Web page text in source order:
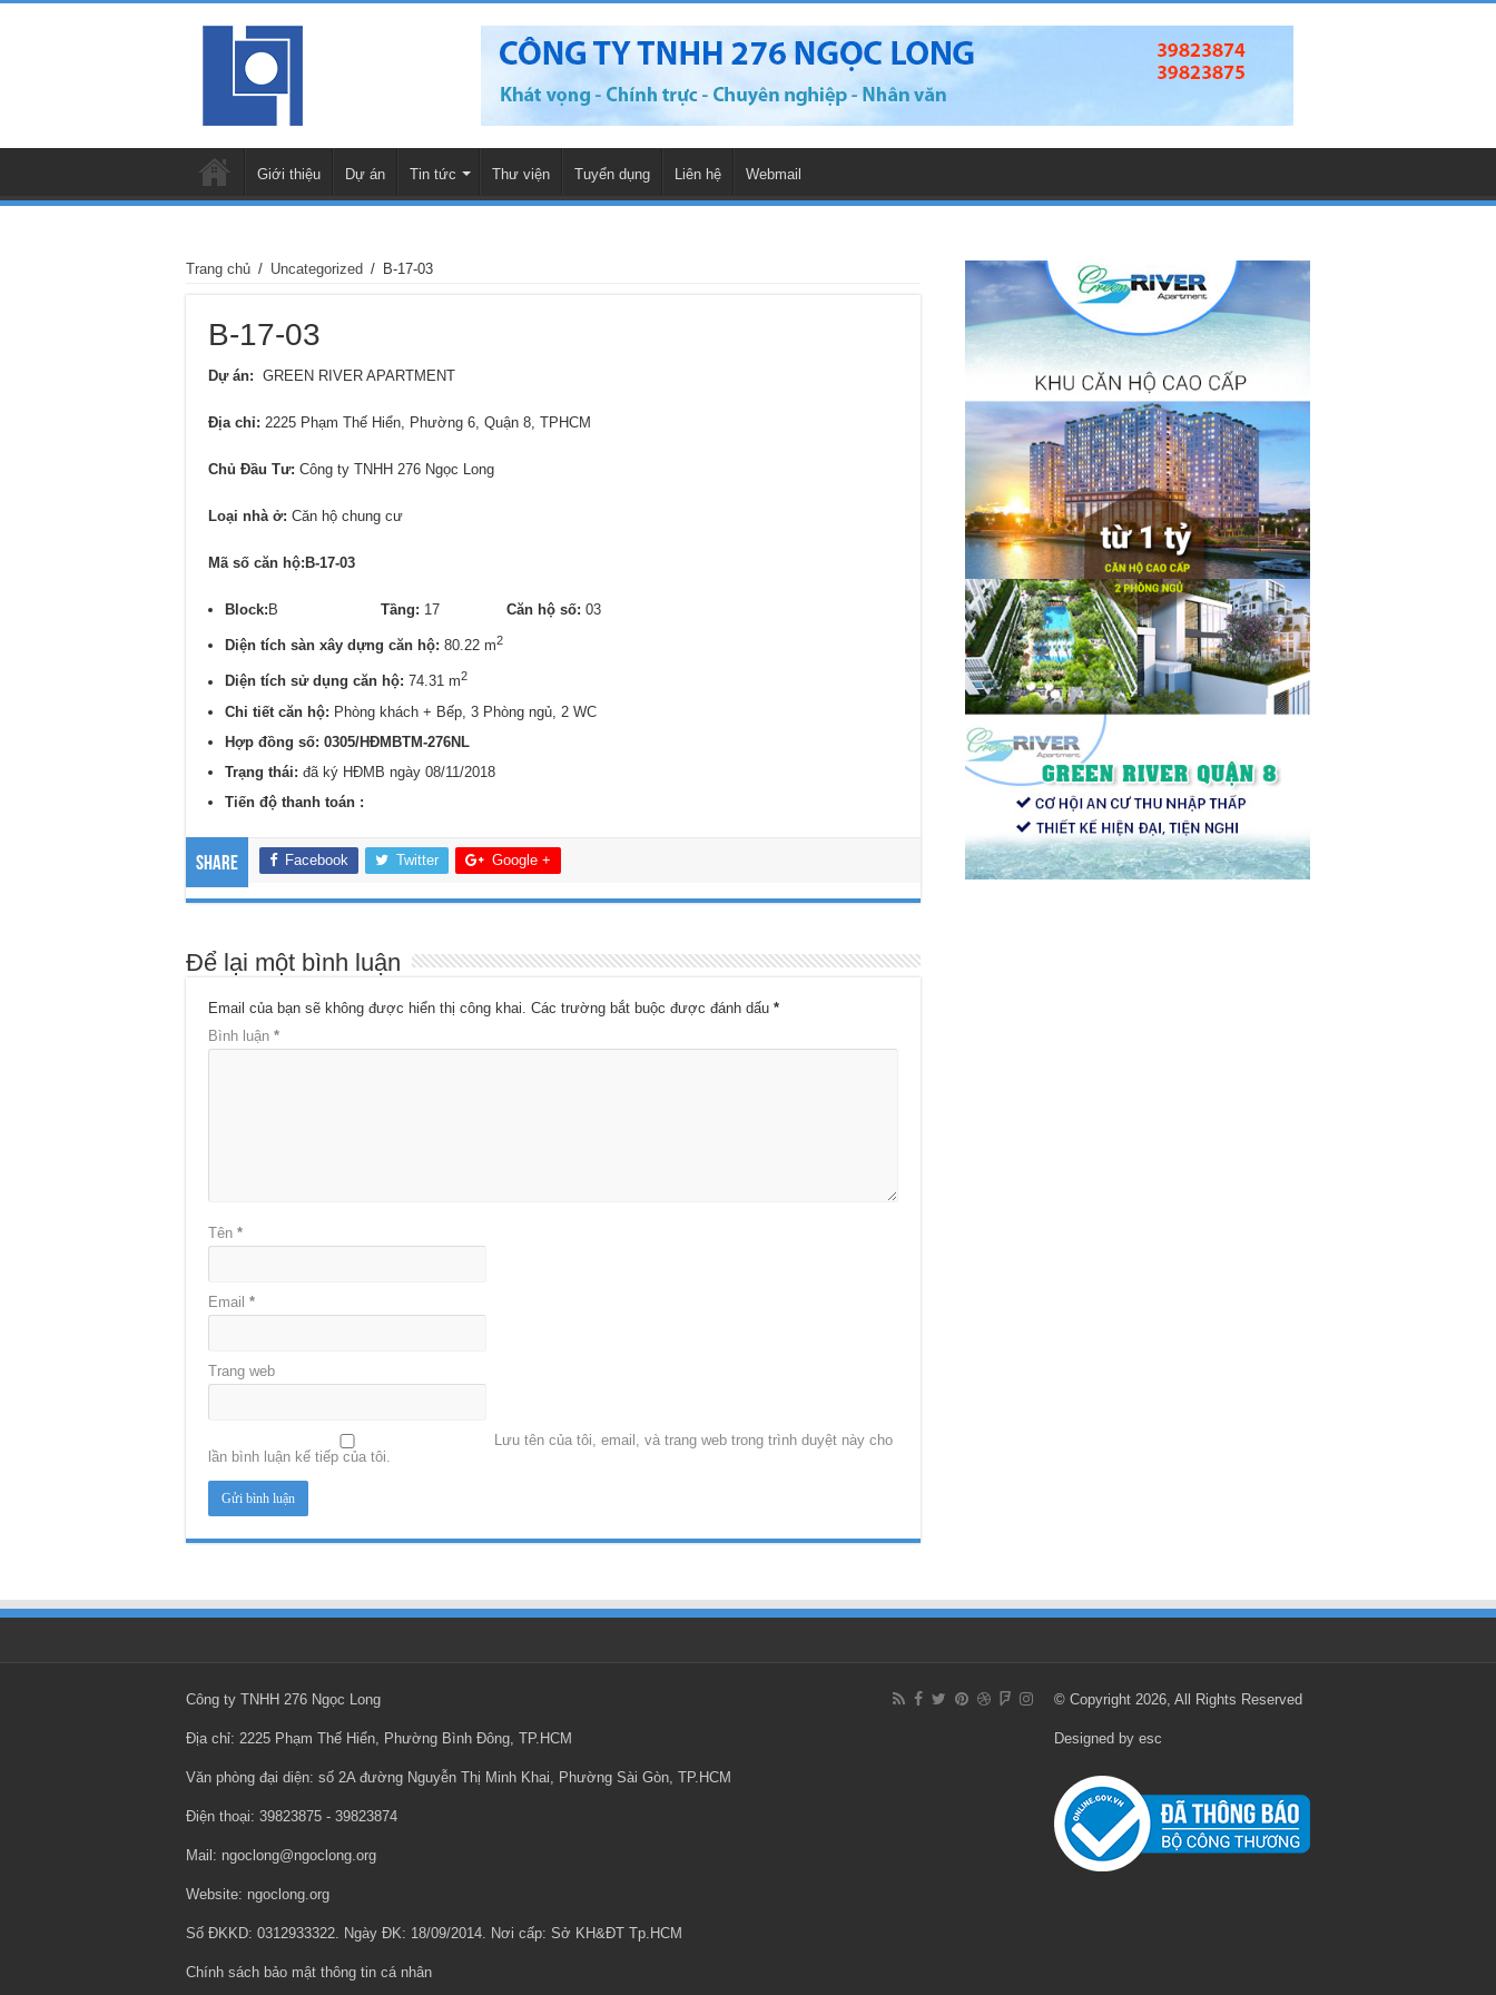
Giới thiệu Dự án Tin tức Thư viện Tuyển dụng Liên hệ Webmail
Trang chủ / Uncategorized / B-17-03
B-17-03
Dự án: GREEN RIVER APARTMENT
Địa chỉ: 2225 Phạm Thế Hiển, Phường 6, Quận 8, TPHCM
Chủ Đầu Tư: Công ty TNHH 276 Ngọc Long
Loại nhà ở: Căn hộ chung cư
Mã số căn hộ:B-17-03
Block: B Tầng: 17 Căn hộ số: 03
Diện tích sàn xây dựng căn hộ: 80.22 m2
Diện tích sử dụng căn hộ: 74.31 m2
Chi tiết căn hộ: Phòng khách + Bếp, 3 Phòng ngủ, 2 WC
Hợp đồng số: 0305/HĐMBTM-276NL
Trạng thái: đã ký HĐMB ngày 08/11/2018
Tiến độ thanh toán :
Share Facebook Twitter Google +
Để lại một bình luận
Email của bạn sẽ không được hiển thị công khai. Các trường bắt buộc được đánh dấu *
Bình luận *
Tên *
Email *
Trang web
Lưu tên của tôi, email, và trang web trong trình duyệt này cho
lần bình luận kế tiếp của tôi.
© Copyright 2026, All Rights Reserved
Designed by esc
Công ty TNHH 276 Ngọc Long
Địa chỉ: 2225 Phạm Thế Hiển, Phường Bình Đông, TP.HCM
Văn phòng đại diện: số 2A đường Nguyễn Thị Minh Khai, Phường Sài Gòn, TP.HCM
Điện thoại: ‎39823875 - ‎39823874
Mail: ngoclong@ngoclong.org
Website: ngoclong.org
Số ĐKKD: 0312933322. Ngày ĐK: 18/09/2014. Nơi cấp: Sở KH&ĐT Tp.HCM
Chính sách bảo mật thông tin cá nhân